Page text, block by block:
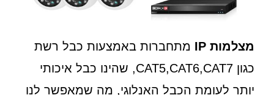
מצלמות IP
מתחברות באמצעות כבל רשת
כגון CAT5,CAT6,CAT7, שהינו כבל איכותי
יותר לעומת הכבל האנלוגי, מה שמאפשר לנו